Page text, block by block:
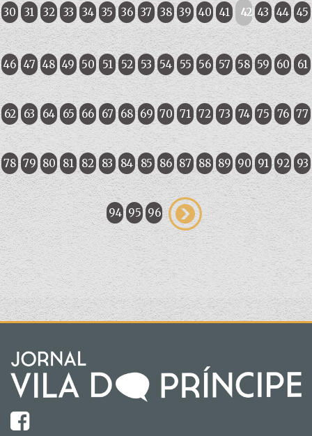
30 31 32 33 34 35 36 37 38 39 40 41 42 43 44 45
46 47 48 49 50 51 52 53 54 55 56 57 58 59 60 61
62 63 64 65 66 67 68 69 70 71 72 73 74 75 76 77
78 79 80 81 82 83 84 85 86 87 88 89 90 91 92 93
94 95 96